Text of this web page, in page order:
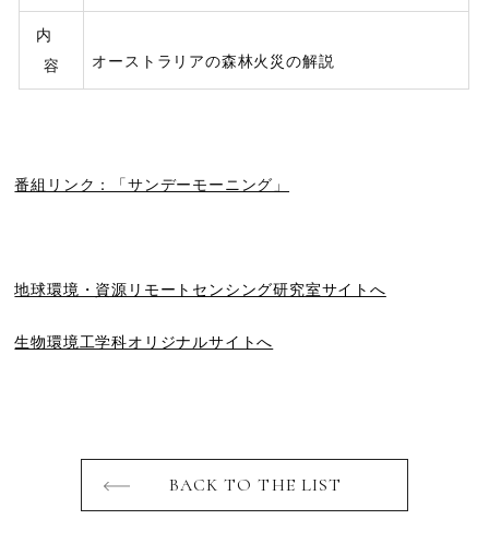
内
容
オーストラリアの森林火災の解説
番組リンク：「サンデーモーニング」
地球環境・資源リモートセンシング研究室サイトへ
生物環境工学科オリジナルサイトへ
BACK TO THE LIST